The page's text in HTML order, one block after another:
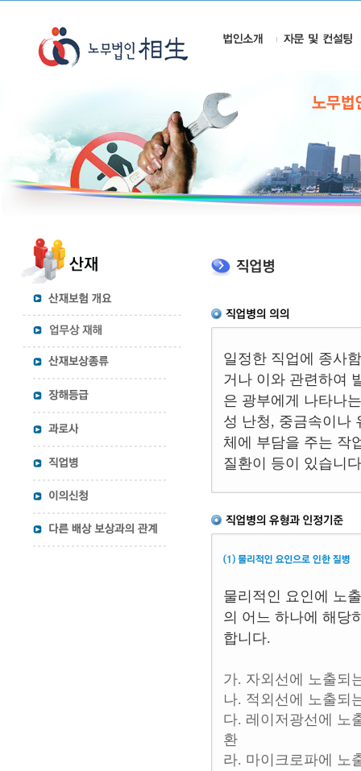
일정한 직업에 종사
거나 이와 관련하여
은 광부에게 나타나
성 난청, 중금속이나
체에 부담을 주는 작
질환이 등이 있습니
물리적인 요인에 노
의 어느 하나에 해당
합니다.
가. 자외선에 노출되
나. 적외선에 노출되
다. 레이저광선에 노
환
라. 마이크로파에 노